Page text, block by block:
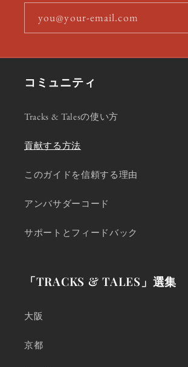
you@your-email.com
コミュニティ
Tracks & Talesの使い方
貢献する方法
このガイドを信頼する理由
アンバサダーコード
サポートとフィードバック
「TRACKS & TALES」選集
大阪
京都